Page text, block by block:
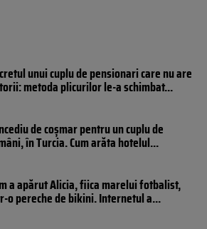
unui cuplu de pensionari care nu are
metoda plicurilor le-a schimbat...
de coșmar pentru un cuplu de
în Turcia. Cum arăta hotelul...
a apărut Alicia, fiica marelui fotbalist,
o pereche de bikini. Internetul a...